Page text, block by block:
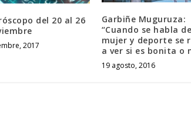
del 20 al 26
2017
Garbiñe Muguruza:
“Cuando se habla
mujer y deporte se
a ver si es bonita o
19 agosto, 2016